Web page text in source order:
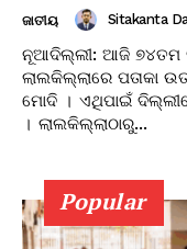
ଜାତୀୟ Sitakanta
ନୂଆଦିଲ୍ଲୀ: ଆଜି ୭୪ତମ
ଲାଲକିଲ୍ଲାରେ ପତାକା
ମୋଦି । ଏଥିପାଇଁ
। ଲାଲକିଲ୍ଲାଠାରୁ...
Popular